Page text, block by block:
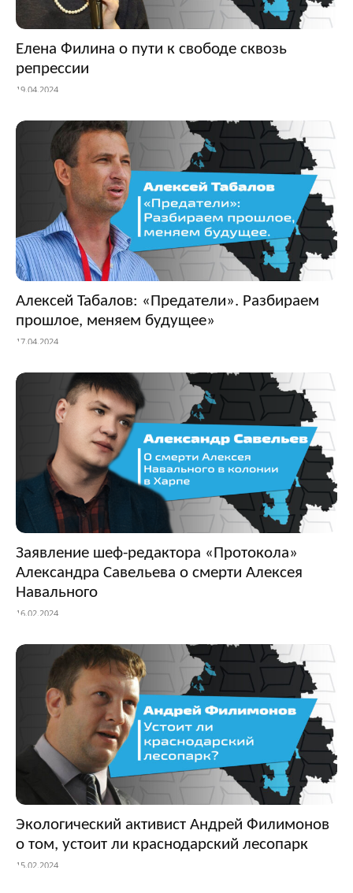
Елена Филина о пути к свободе сквозь
репрессии
19.04.2024
Алексей Табалов: «Предатели». Разбираем
прошлое, меняем будущее»
17.04.2024
Заявление шеф-редактора «Протокола»
Александра Савельева о смерти Алексея
Навального
16.02.2024
Экологический активист Андрей Филимонов
о том, устоит ли краснодарский лесопарк
15.02.2024